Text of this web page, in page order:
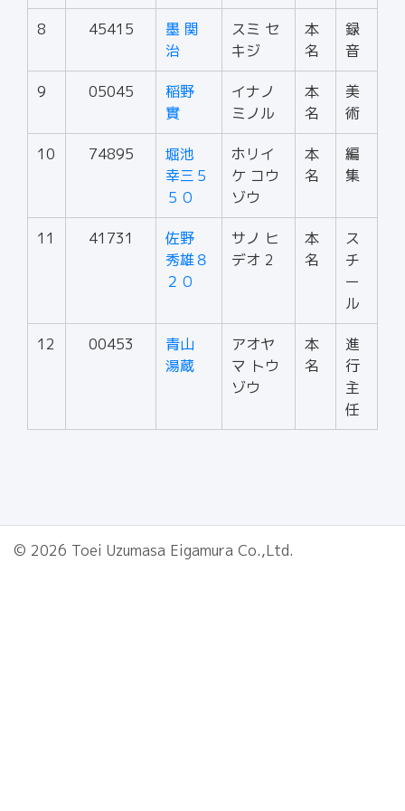
8 45415
墨 関
治
スミ セ
キジ
本
名
録
音
9 05045
稲野
實
イナノ
ミノル
本
名
美
術
10 74895
堀池
幸三５
５０
ホリイ
ケ コウ
ゾウ
本
名
編
集
11 41731
佐野
秀雄８
２０
サノ ヒ
デオ 2
本
名
ス
チ
ー
ル
12 00453
青山
湯蔵
アオヤ
マ トウ
ゾウ
本
名
進
行
主
任
© 2026 Toei Uzumasa Eigamura Co.,Ltd.